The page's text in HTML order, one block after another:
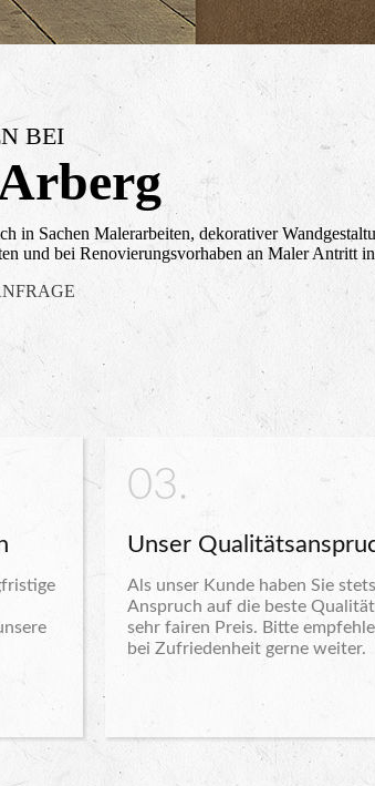
BEI
in Sachen Malerarbeiten, dekorativer
und bei Renovierungsvorhaben an Maler Antritt
03.
Unser
Als unser Kunde haben Sie
Anspruch auf die beste
sehr fairen Preis. Bitte
bei Zufriedenheit gerne weiter.